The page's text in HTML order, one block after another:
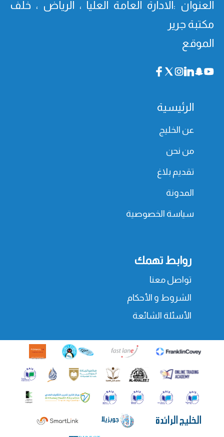
العنوان :الادارة العامة العليا ، الرياض ، خلف
مكتبة جرير
الموقع
الرئيسية
عن الخليج
من نحن
تقديم بلاغ
المدونة
سياسة الخصوصية
روابط تهمك
تواصل معنا
الشروط و الأحكام
الأسئلة الشائعة